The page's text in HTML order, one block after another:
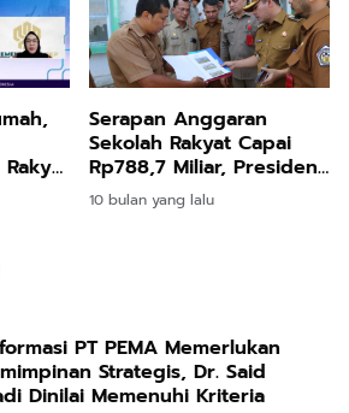
Serapan Anggaran
Sekolah Rakyat Capai
Rp788,7 Miliar, Presiden
Targetkan 500 Sekolah
10 bulan yang lalu
PT PEMA Memerlukan
Strategis, Dr. Said
Dinilai Memenuhi Kriteria